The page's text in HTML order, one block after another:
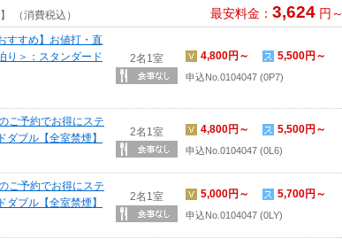
（消費税込） 最安料金：3,624 円～
すすめ】お値打・直
り＞：スタンダード
2名1室 4,800円～ 5,500円～
申込No.0104047 (0P7)
ご予約でお得にステ
ブル【全室禁煙】
2名1室 4,800円～ 5,500円～
申込No.0104047 (0L6)
ご予約でお得にステ
ブル【全室禁煙】
2名1室 5,000円～ 5,700円～
申込No.0104047 (0LY)